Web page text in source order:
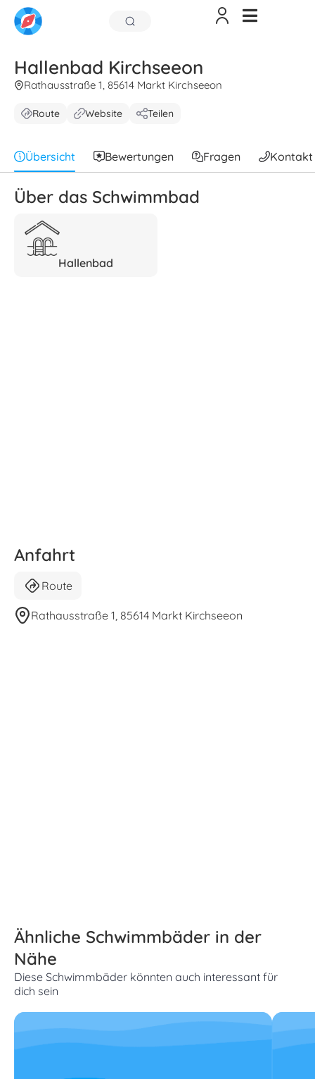
Hallenbad Kirchseeon
Rathausstraße 1, 85614 Markt Kirchseeon
Route Website Teilen
Übersicht Bewertungen Fragen Kontakt
Über das Schwimmbad
Hallenbad
Anfahrt
Route
Rathausstraße 1, 85614 Markt Kirchseeon
Ähnliche Schwimmbäder in der
Nähe
Diese Schwimmbäder könnten auch interessant für
dich sein